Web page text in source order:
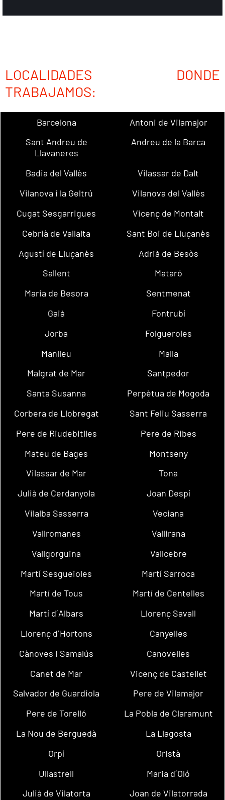
LOCALIDADES DONDE
TRABAJAMOS:
Barcelona
Antoni de Vilamajor
Sant Andreu de
Llavaneres
Andreu de la Barca
Badia del Vallès
Vilassar de Dalt
Vilanova i la Geltrú
Vilanova del Vallès
Cugat Sesgarrigues
Vicenç de Montalt
Cebrià de Vallalta
Sant Boi de Lluçanès
Agustí de Lluçanès
Adrià de Besòs
Sallent
Mataró
Maria de Besora
Sentmenat
Gaià
Fontrubí
Jorba
Folgueroles
Manlleu
Malla
Malgrat de Mar
Santpedor
Santa Susanna
Perpètua de Mogoda
Corbera de Llobregat
Sant Feliu Sasserra
Pere de Riudebitlles
Pere de Ribes
Mateu de Bages
Montseny
Vilassar de Mar
Tona
Julià de Cerdanyola
Joan Despí
Vilalba Sasserra
Veciana
Vallromanes
Vallirana
Vallgorguina
Vallcebre
Martí Sesgueioles
Martí Sarroca
Martí de Tous
Martí de Centelles
Martí d´Albars
Llorenç Savall
Llorenç d´Hortons
Canyelles
Cànoves i Samalús
Canovelles
Canet de Mar
Vicenç de Castellet
Salvador de Guardiola
Pere de Vilamajor
Pere de Torelló
La Pobla de Claramunt
La Nou de Berguedà
La Llagosta
Orpí
Oristà
Ullastrell
Maria d´Oló
Julià de Vilatorta
Joan de Vilatorrada